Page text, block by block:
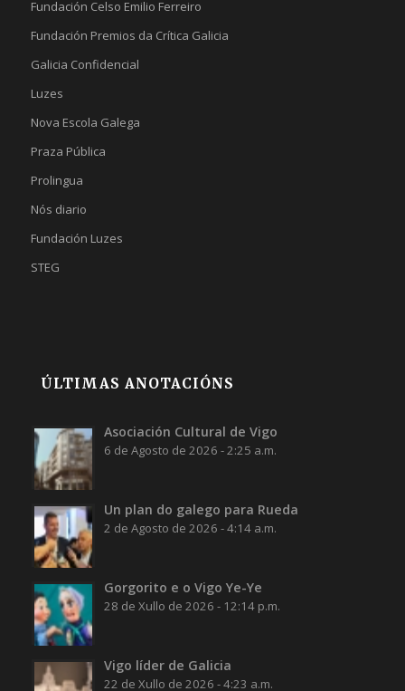
Fundación Celso Emilio Ferreiro
Fundación Premios da Crítica Galicia
Galicia Confidencial
Luzes
Nova Escola Galega
Praza Pública
Prolingua
Nós diario
Fundación Luzes
STEG
ÚLTIMAS ANOTACIÓNS
Asociación Cultural de Vigo
6 de Agosto de 2026 - 2:25 a.m.
Un plan do galego para Rueda
2 de Agosto de 2026 - 4:14 a.m.
Gorgorito e o Vigo Ye-Ye
28 de Xullo de 2026 - 12:14 p.m.
Vigo líder de Galicia
22 de Xullo de 2026 - 4:23 a.m.